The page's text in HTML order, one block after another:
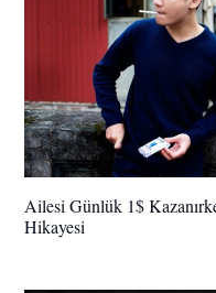
Ailesi Günlük 1$
Hikayesi